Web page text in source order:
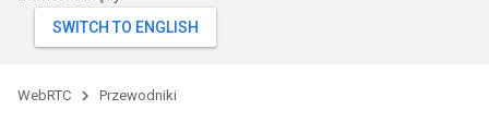
WebRTC Przewodniki